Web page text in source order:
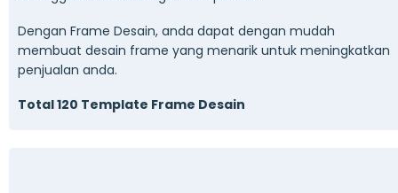
Dengan Frame Desain, anda dapat dengan mudah
membuat desain frame yang menarik untuk meningkatkan
penjualan anda.
Total 120 Template Frame Desain